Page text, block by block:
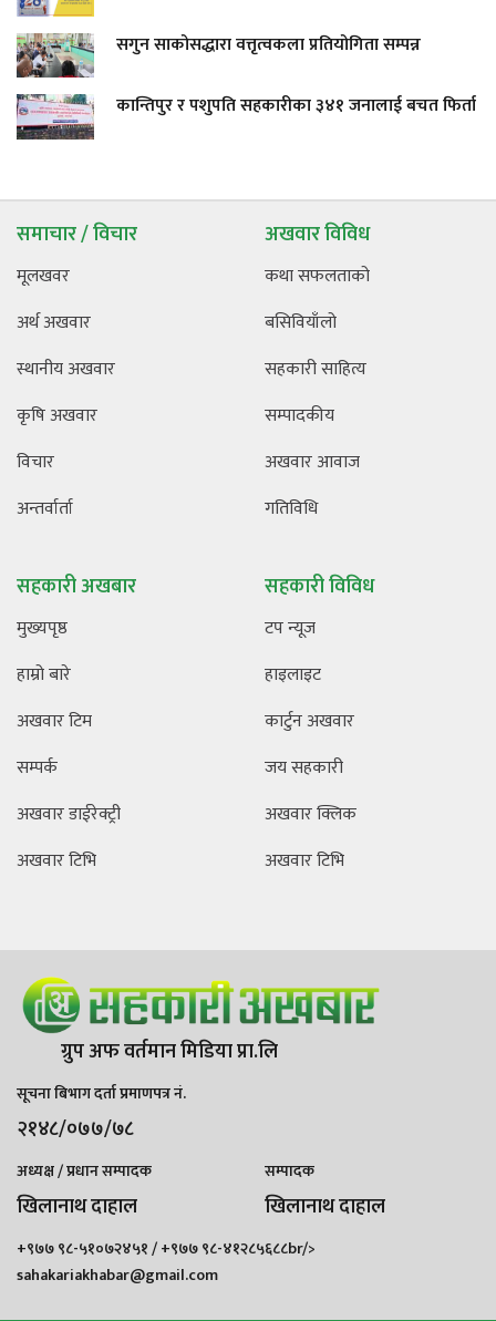
सगुन साकोसद्धारा वत्तृत्वकला प्रतियोगिता सम्पन्न
कान्तिपुर र पशुपति सहकारीका ३४१ जनालाई बचत फिर्ता
समाचार / विचार
मूलखवर
अर्थ अखवार
स्थानीय अखवार
कृषि अखवार
विचार
अन्तर्वार्ता
अखवार विविध
कथा सफलताको
बसिवियाँलो
सहकारी साहित्य
सम्पादकीय
अखवार आवाज
गतिविधि
सहकारी अखबार
मुख्यपृष्ठ
हाम्रो बारे
अखवार टिम
सम्पर्क
अखवार डाईरेक्ट्री
अखवार टिभि
सहकारी विविध
टप न्यूज
हाइलाइट
कार्टुन अखवार
जय सहकारी
अखवार क्लिक
अखवार टिभि
ग्रुप अफ वर्तमान मिडिया प्रा.लि
सूचना बिभाग दर्ता प्रमाणपत्र नं.
२१४८/०७७/७८
अध्यक्ष / प्रधान सम्पादक
खिलानाथ दाहाल
सम्पादक
खिलानाथ दाहाल
+९७७ ९८-५१०७२४५१ / +९७७ ९८-४१२८५६८८br/>
sahakariakhabar@gmail.com